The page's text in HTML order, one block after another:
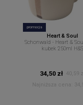
promocja
Heart & Soul
Schonwald - Heart &
kubek 250ml H&S
34,50 zł
40,59 zł
Najniższa cena: